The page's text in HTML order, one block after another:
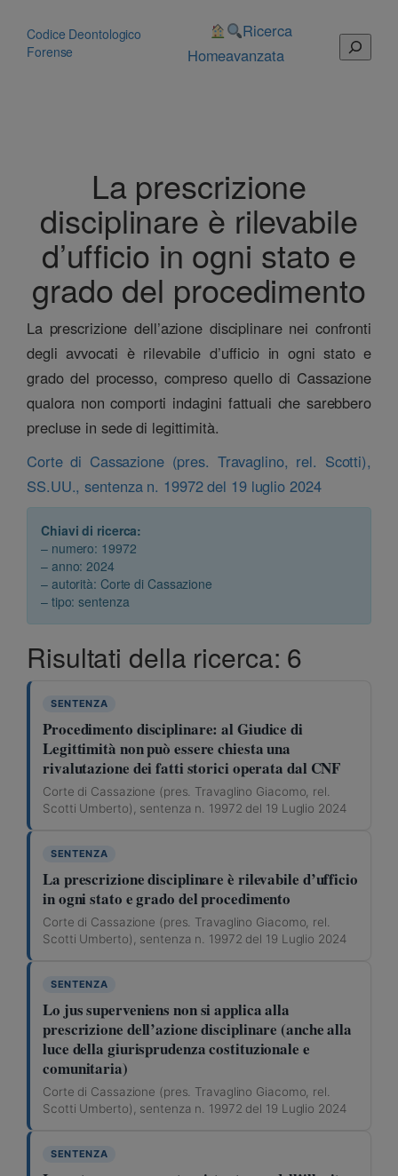
contenuto
Codice Deontologico
Forense
Home
Ricerca
avanzata
Cerca
La prescrizione
disciplinare è rilevabile
d’ufficio in ogni stato e
grado del procedimento
La prescrizione dell’azione disciplinare nei confronti
degli avvocati è rilevabile d’ufficio in ogni stato e
grado del processo, compreso quello di Cassazione
qualora non comporti indagini fattuali che sarebbero
precluse in sede di legittimità.
Corte di Cassazione (pres. Travaglino, rel. Scotti),
SS.UU., sentenza n. 19972 del 19 luglio 2024
Chiavi di ricerca:
– numero: 19972
– anno: 2024
– autorità: Corte di Cassazione
– tipo: sentenza
Risultati della ricerca: 6
SENTENZA
Procedimento disciplinare: al Giudice di
Legittimità non può essere chiesta una
rivalutazione dei fatti storici operata dal CNF
Corte di Cassazione (pres. Travaglino Giacomo, rel.
Scotti Umberto), sentenza n. 19972 del 19 Luglio 2024
SENTENZA
La prescrizione disciplinare è rilevabile d’ufficio
in ogni stato e grado del procedimento
Corte di Cassazione (pres. Travaglino Giacomo, rel.
Scotti Umberto), sentenza n. 19972 del 19 Luglio 2024
SENTENZA
Lo jus superveniens non si applica alla
prescrizione dell’azione disciplinare (anche alla
luce della giurisprudenza costituzionale e
comunitaria)
Corte di Cassazione (pres. Travaglino Giacomo, rel.
Scotti Umberto), sentenza n. 19972 del 19 Luglio 2024
SENTENZA